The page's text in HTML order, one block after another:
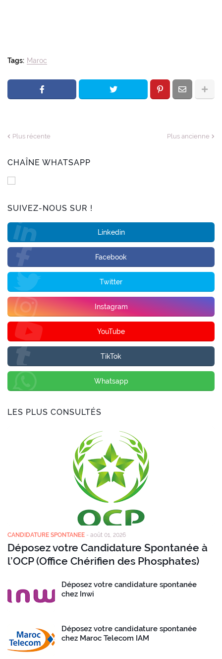
Tags: Maroc
Plus récente Plus ancienne
CHAÎNE WHATSAPP
SUIVEZ-NOUS SUR !
Linkedin
Facebook
Twitter
Instagram
YouTube
TikTok
Whatsapp
LES PLUS CONSULTÉS
CANDIDATURE SPONTANEE - août 01, 2026
Déposez votre Candidature Spontanée à
l’OCP (Office Chérifien des Phosphates)
Déposez votre candidature spontanée
chez Inwi
Déposez votre candidature spontanée
chez Maroc Telecom IAM